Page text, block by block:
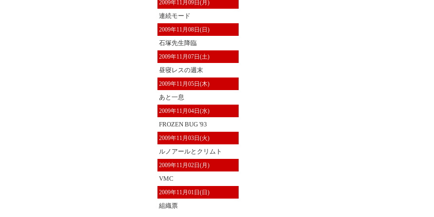
2009年11月09日(月)
連続モード
2009年11月08日(日)
石塚先生降臨
2009年11月07日(土)
昼寝レスの週末
2009年11月05日(木)
あと一息
2009年11月04日(水)
FROZEN BUG '93
2009年11月03日(火)
ルノアールとクリムト
2009年11月02日(月)
VMC
2009年11月01日(日)
組織票